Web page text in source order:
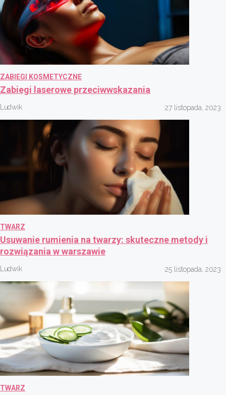
ZABIEGI KOSMETYCZNE
Zabiegi laserowe przeciwwskazania
Ludwik 27 listopada, 2023
TWARZ
Usuwanie rumienia na twarzy: skuteczne metody i
rozwiązania w warszawie
Ludwik 25 listopada, 2023
TWARZ